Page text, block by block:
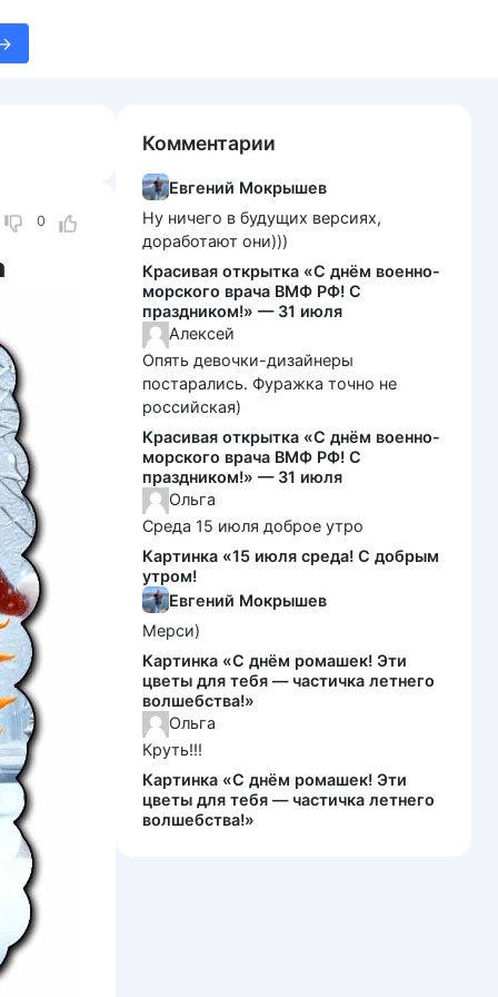
0
Комментарии
Евгений Мокрышев
Ну ничего в будущих версиях,
доработают они)))
Красивая открытка «С днём военно-
морского врача ВМФ РФ! С
праздником!» — 31 июля
Алексей
Опять девочки-дизайнеры
постарались. Фуражка точно не
российская)
Красивая открытка «С днём военно-
морского врача ВМФ РФ! С
праздником!» — 31 июля
Ольга
Среда 15 июля доброе утро
Картинка «15 июля среда! С добрым
утром!
Евгений Мокрышев
Мерси)
Картинка «С днём ромашек! Эти
цветы для тебя — частичка летнего
волшебства!»
Ольга
Круть!!!
Картинка «С днём ромашек! Эти
цветы для тебя — частичка летнего
волшебства!»